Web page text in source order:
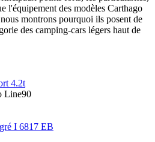
l'équipement des modèles Carthago
montrons pourquoi ils posent de
des camping-cars légers haut de
4.2t
I 6817 EB